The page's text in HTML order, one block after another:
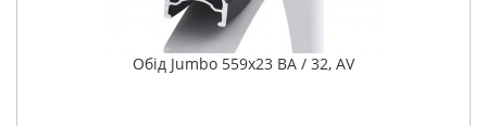
Обід Jumbo 559x23 BA / 32, AV